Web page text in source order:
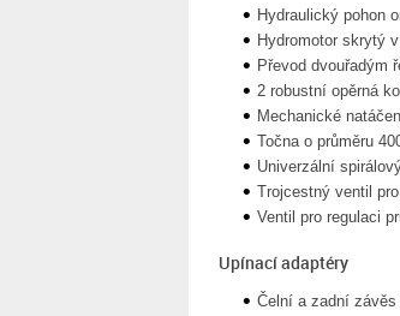
Hydraulický pohon
Hydromotor skrytý
Převod dvouřadým
2 robustní opěrná
Mechanické
Točna o průměru
Univerzální
Trojcestný ventil
Ventil pro regulaci
Upínací adaptéry
Čelní a zadní závěs